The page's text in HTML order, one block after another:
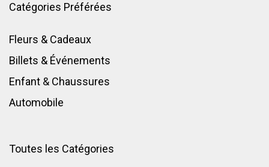
Catégories Préférées
Fleurs & Cadeaux
Billets & Événements
Enfant & Chaussures
Automobile
Toutes les Catégories